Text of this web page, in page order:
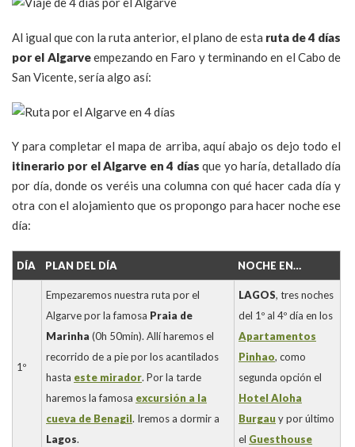
Al igual que con la ruta anterior, el plano de esta ruta de 4 días
por el Algarveempezando en Faro y terminando en el Cabo de
San Vicente, sería algo así:
Y para completar el mapa de arriba, aquí abajo os dejo todo el
itinerario por el Algarve en 4 días que yo haría, detallado día
por día, donde os veréis una columna con qué hacer cada día y
otra con el alojamiento que os propongo para hacer noche ese
día:
DÍA PLAN DEL DÍA NOCHE EN…
1º
Empezaremos nuestra ruta por el
Algarve por la famosa Praia de
Marinha (0h 50min). Allí haremos el
recorrido de a pie por los acantilados
hasta este mirador. Por la tarde
haremos la famosa excursión a la
cueva de Benagil. Iremos a dormir a
Lagos.
LAGOS, tres noches
del 1º al 4º día en los
Apartamentos
Pinhao, como
segunda opción el
Hotel Aloha
Burgau y por último
el Guesthouse